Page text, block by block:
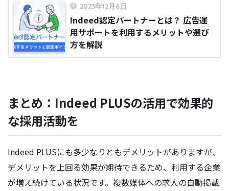
2023年12月6日
Indeed認定パートナーとは？ 広告運
用サポートを利用するメリットや選び
方を解説
まとめ：Indeed PLUSの活用で効果的
な採用活動を
Indeed PLUSにも多少なりともデメリットがありますが、
デメリットを上回る効果が期待できるため、利用する企業
が増え続けている状況です。複数媒体への求人の自動掲載